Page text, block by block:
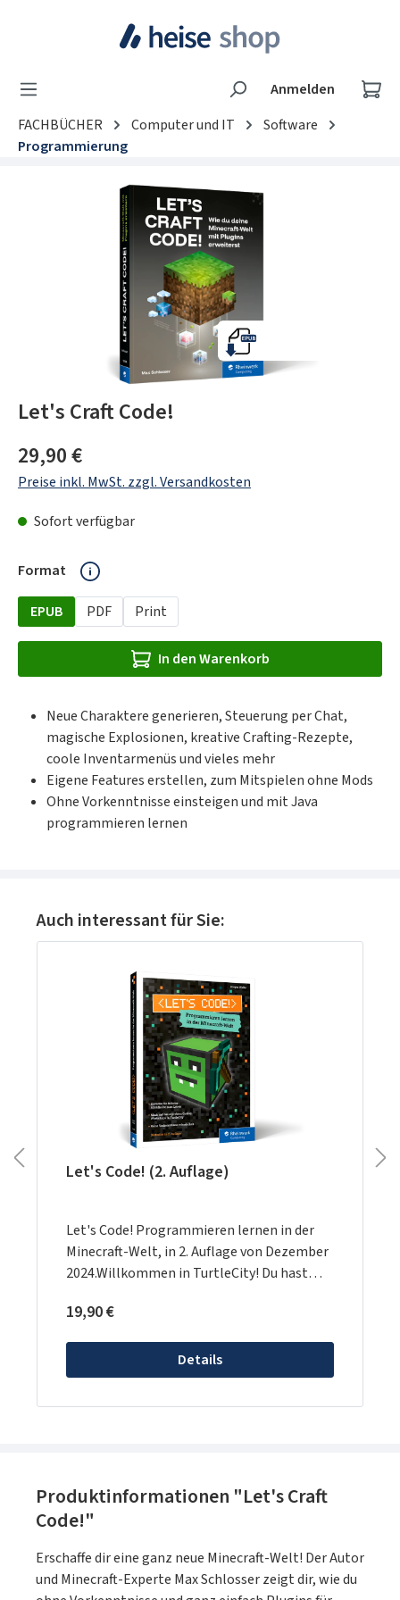
Zum Hauptinhalt springen
Anmelden
FACHBÜCHER
Computer und IT
Software
Programmierung
Bildergalerie überspringen
Let's Craft Code!
Regulärer Preis:
29,90 €
Preise inkl. MwSt. zzgl. Versandkosten
Sofort verfügbar
Format auswählen
EPUB PDF Print
In den Warenkorb
Neue Charaktere generieren, Steuerung per Chat,
magische Explosionen, kreative Crafting-Rezepte,
coole Inventarmenüs und vieles mehr
Eigene Features erstellen, zum Mitspielen ohne Mods
Ohne Vorkenntnisse einsteigen und mit Java
programmieren lernen
Produktgalerie überspringen
Auch interessant für Sie:
Let's Code! (2. Auflage)
Let's Code! Programmieren lernen in der
Minecraft-Welt, in 2. Auflage von Dezember
2024.Willkommen in TurtleCity! Du hast
auch in Minecraft unterwegs und lernst dort
Programmieren: Eine Robo-Schildkröte
folgt genau deinen Befehlen. Du lässt sie
verrückte Sachen bauen, nach Schätzen
graben, und zusammen geht ihr so manche
nebenbei. Lasse dich von den Aufgaben und
Projekten überraschen! Sie haben in
Workshops schon hunderte Kinder und
Jugendliche begeistert und sind
entsprechend erprobt. Programmieren zu
lernen, fördert das logische Denken,
Regulärer Preis:
19,90 €
Details
Produktinformationen "Let's Craft
Code!"
Erschaffe dir eine ganz neue Minecraft-Welt! Der Autor
und Minecraft-Experte Max Schlosser zeigt dir, wie du